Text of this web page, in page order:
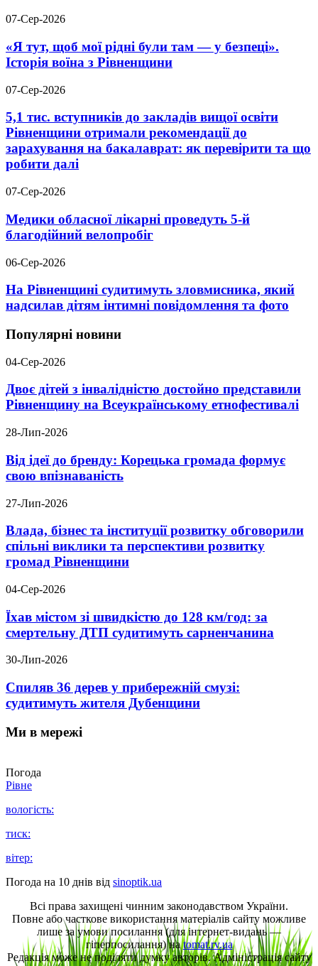
07-Сер-2026
«Я тут, щоб мої рідні були там — у безпеці».
Історія воїна з Рівненщини
07-Сер-2026
5,1 тис. вступників до закладів вищої освіти
Рівненщини отримали рекомендації до
зарахування на бакалаврат: як перевірити та що
робити далі
07-Сер-2026
Медики обласної лікарні проведуть 5-й
благодійний велопробіг
06-Сер-2026
На Рівненщині судитимуть зловмисника, який
надсилав дітям інтимні повідомлення та фото
Популярні новини
04-Сер-2026
Двоє дітей з інвалідністю достойно представили
Рівненщину на Всеукраїнському етнофестивалі
28-Лип-2026
Від ідеї до бренду: Корецька громада формує
свою впізнаваність
27-Лип-2026
Влада, бізнес та інституції розвитку обговорили
спільні виклики та перспективи розвитку
громад Рівненщини
04-Сер-2026
Їхав містом зі швидкістю до 128 км/год: за
смертельну ДТП судитимуть сарненчанина
30-Лип-2026
Спиляв 36 дерев у прибережній смузі:
судитимуть жителя Дубенщини
Ми в мережі
Погода
Рівне
вологість:
тиск:
вітер:
Погода на 10 днів від sinoptik.ua
Всі права захищені чинним законодавством України.
Повне або часткове використання матеріалів сайту можливе
лише за умови посилання (для інтернет-видань —
гіперпосилання) наtomat.rv.ua
Редакція може не поділяти думку авторів. Адміністрація сайту